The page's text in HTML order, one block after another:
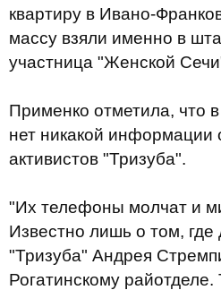
квартиру в Ивано-
массу взяли именно в
участница "Женской
Применко отметила, что
нет никакой информации
активистов "Тризуба".
"Их телефоны молчат и
Известно лишь о том,
"Тризуба" Андрея
Рогатинскому